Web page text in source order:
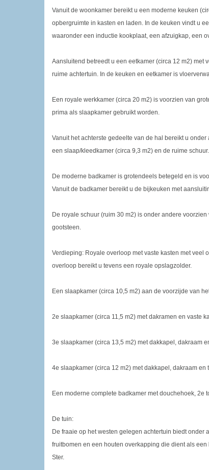
Vanuit de woonkamer bereikt u een moderne keuken
opbergruimte in kasten en laden. In de keuken vindt u
waaronder een inductie kookplaat, een afzuigkap, een
Aansluitend betreedt u een eetkamer (circa 12 m2) met
ruime achtertuin. In de keuken en eetkamer is
Een royale werkkamer (circa 20 m2) is voorzien van
prima als slaapkamer gebruikt worden.
Vanuit het achterste gedeelte van de hal bereikt u
een slaap/kleedkamer (circa 9,3 m2) en de ruime schuur.
De moderne badkamer is grotendeels betegeld en is
Vanuit de badkamer bereikt u de bijkeuken met
De royale schuur (ruim 30 m2) is onder andere
gootsteen.
Verdieping: Royale overloop met vaste kasten met
overloop bereikt u tevens een royale opslagzolder.
Een slaapkamer (circa 10,5 m2) aan de voorzijde van
2e slaapkamer (circa 11,5 m2) met dakramen en vaste
3e slaapkamer (circa 13,5 m2) met dakkapel, dakraam
4e slaapkamer (circa 12 m2) met dakkapel, dakraam
Een moderne complete badkamer met douchehoek, 2e
De tuin:
De fraaie op het westen gelegen achtertuin biedt
fruitbomen en een houten overkapping die dient als
Ster.